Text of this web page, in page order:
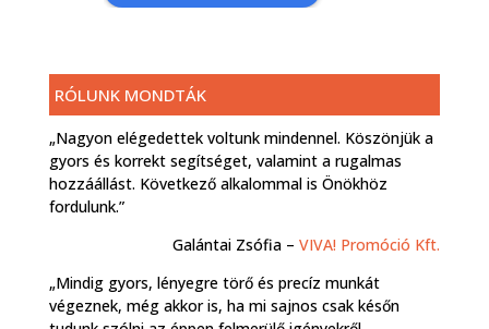
RÓLUNK MONDTÁK
„Nagyon elégedettek voltunk mindennel. Köszönjük a
gyors és korrekt segítséget, valamint a rugalmas
hozzáállást. Következő alkalommal is Önökhöz
fordulunk.”
Galántai Zsófia –VIVA! Promóció Kft.
„Mindig gyors, lényegre törő és precíz munkát
végeznek, még akkor is, ha mi sajnos csak későn